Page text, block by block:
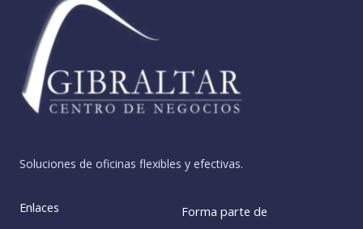
Soluciones de oficinas flexibles y efectivas.
Enlaces
Forma parte de